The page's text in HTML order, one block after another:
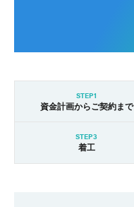
STEP1
資金計画からご契約まで
STEP3
着工